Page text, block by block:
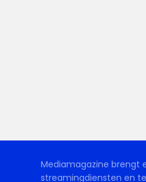
Mediamagazine brengt
streamingdiensten en